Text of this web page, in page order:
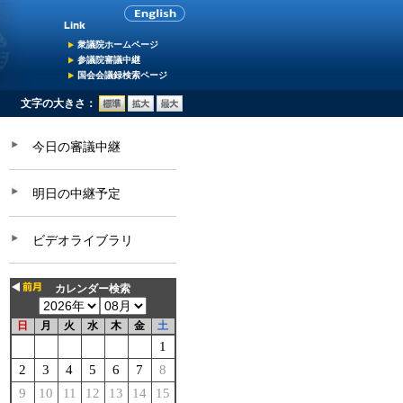
衆議院ホームページ
参議院審議中継
国会会議録検索ページ
文字の大きさ：
今日の審議中継
明日の中継予定
ビデオライブラリ
カレンダー検索
日 月 火 水 木 金 土
1
2
3 4 5 6 7
8
9
10 11 12 13 14
15